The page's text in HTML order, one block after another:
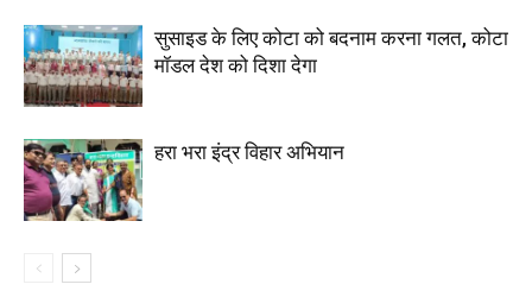
सुसाइड के लिए कोटा को बदनाम करना गलत, कोटा
मॉडल देश को दिशा देगा
हरा भरा इंद्र विहार अभियान